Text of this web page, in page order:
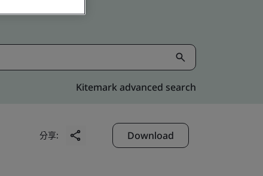
Kitemark advanced search
分享: Download